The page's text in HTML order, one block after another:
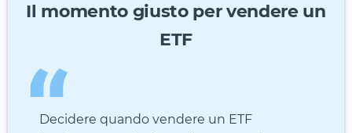
Il momento giusto per vendere un
ETF
Decidere quando vendere un ETF